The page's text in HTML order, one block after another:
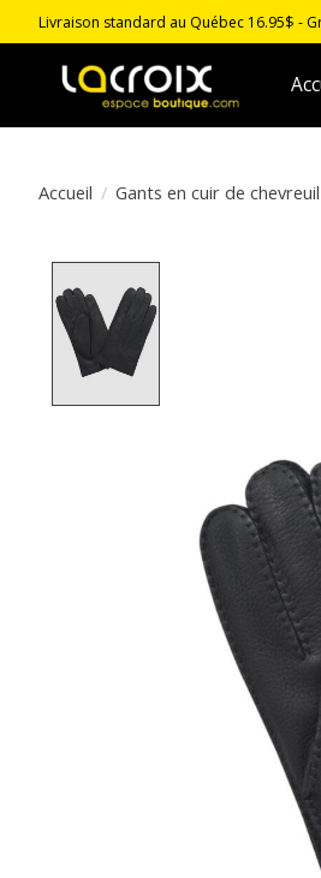
Livraison standard au Québec 16.95$ -
Accueil / Gants en cuir de